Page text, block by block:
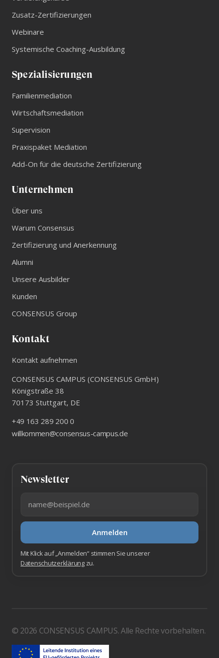
Zusatz-Zertifizierungen
Webinare
Systemische Coaching-Ausbildung
Spezialisierungen
Familienmediation
Wirtschaftsmediation
Supervision
Praxispaket Mediation
Add-On für die deutsche Zertifizierung
Unternehmen
Über uns
Warum Consensus
Zertifizierung und Anerkennung
Alumni
Unsere Ausbilder
Kunden
CONSENSUS Group
Kontakt
Kontakt aufnehmen
CONSENSUS CAMPUS (CONSENSUS GmbH)
Königstraße 38
70173 Stuttgart, DE
+49 163 289 200 0
willkommen@consensus-campus.de
Newsletter
Anmelden
Mit Klick auf „Anmelden“ stimmen Sie unserer
Datenschutzerklärungzu.
© 2026 CONSENSUS CAMPUS. Alle Rechte vorbehalten.